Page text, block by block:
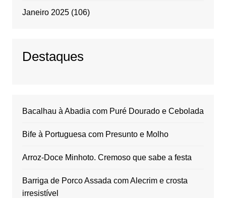
Janeiro 2025(106)
Destaques
Bacalhau à Abadia com Puré Dourado e Cebolada
Bife à Portuguesa com Presunto e Molho
Arroz-Doce Minhoto. Cremoso que sabe a festa
Barriga de Porco Assada com Alecrim e crosta
irresistível